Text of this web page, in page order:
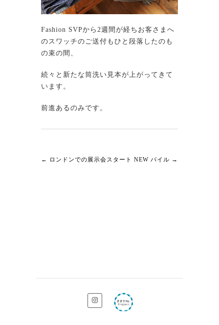
Fashion SVPから2週間が経ちお客さまへ
のスワッチのご送付もひと段落したのも
の束の間、
続々と新たな筒洗い見本が上がってきて
います。
前進あるのみです。
← ロンドンでの展示会スタート NEW パイル →